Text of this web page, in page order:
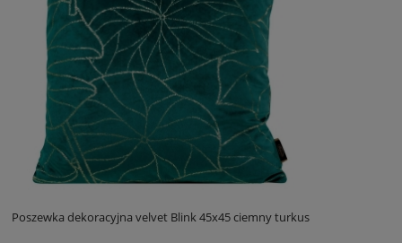
Poszewka dekoracyjna velvet Blink 45x45 ciemny turkus